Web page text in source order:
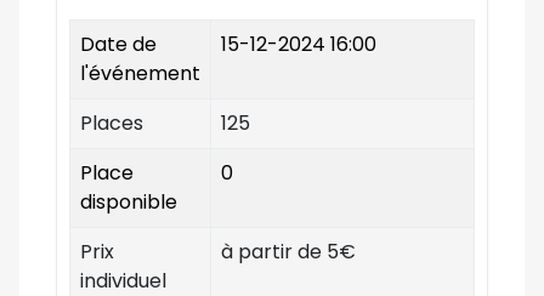
Date de
l'événement
15-12-2024 16:00
Places
125
Place
disponible
0
Prix
individuel
à partir de 5€